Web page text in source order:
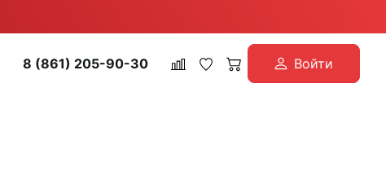
8 (861) 205-90-30 Войти